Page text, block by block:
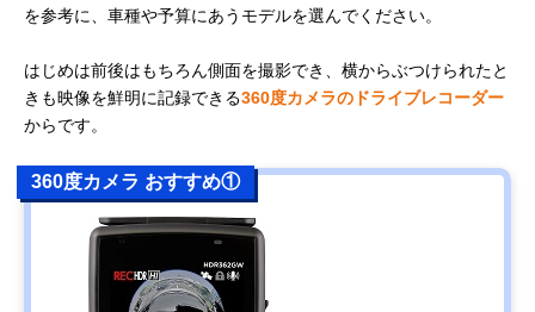
を参考に、車種や予算にあうモデルを選んでください。
はじめは前後はもちろん側面を撮影でき、横からぶつけられたと
きも映像を鮮明に記録できる360度カメラのドライブレコーダー
からです。
360度カメラ おすすめ①